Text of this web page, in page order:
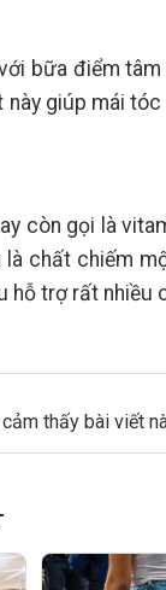
bữa điểm
này giúp mái
còn gọi là
chất chiếm
hỗ trợ rất nhiều
thấy bài viết
Đăng